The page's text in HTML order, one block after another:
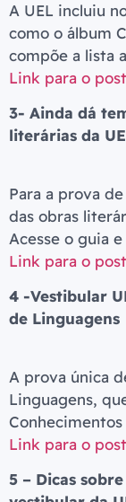
A UEL incluiu
como o álbum
compõe a lista
Link para o post
3- Ainda dá
literárias da
Para a prova
das obras
Acesse o guia
Link para o post
4 -Vestibular
de Linguagens
A prova única
Linguagens,
Conhecimentos
Link para o post
5 – Dicas